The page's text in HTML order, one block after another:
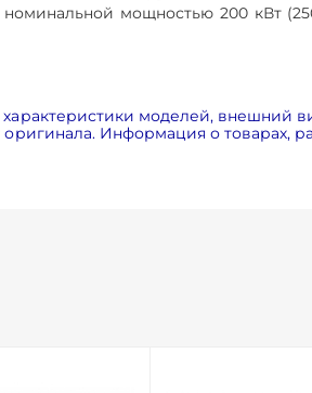
мощностью 200 кВт
моделей, внешний
Информация о товарах,